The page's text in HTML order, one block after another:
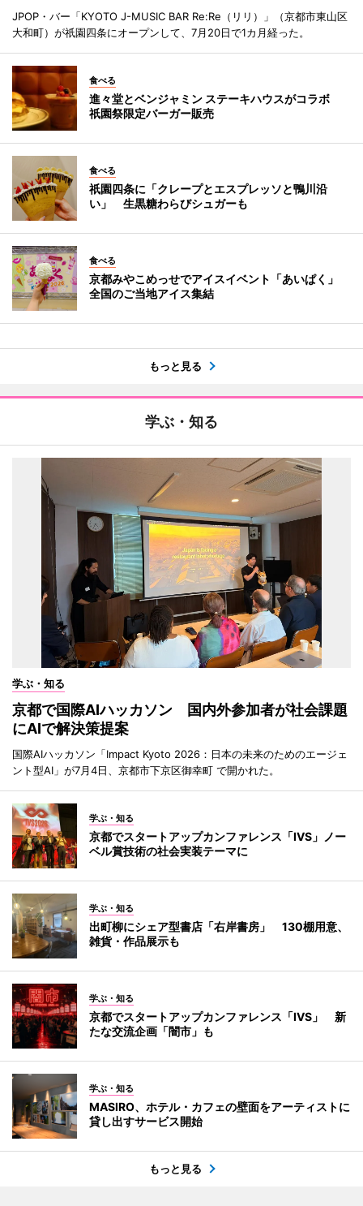
JPOP・バー「KYOTO J-MUSIC BAR Re:Re（リリ）」（京都市東山区
大和町）が祇園四条にオープンして、7月20日で1カ月経った。
食べる
進々堂とベンジャミン ステーキハウスがコラボ
祇園祭限定バーガー販売
食べる
祇園四条に「クレープとエスプレッソと鴨川沿
い」 生黒糖わらびシュガーも
食べる
京都みやこめっせでアイスイベント「あいぱく」
全国のご当地アイス集結
もっと見る
学ぶ・知る
学ぶ・知る
京都で国際AIハッカソン 国内外参加者が社会課題
にAIで解決策提案
国際AIハッカソン「Impact Kyoto 2026：日本の未来のためのエージェ
ント型AI」が7月4日、京都市下京区御幸町 で開かれた。
学ぶ・知る
京都でスタートアップカンファレンス「IVS」ノー
ベル賞技術の社会実装テーマに
学ぶ・知る
出町柳にシェア型書店「右岸書房」 130棚用意、
雑貨・作品展示も
学ぶ・知る
京都でスタートアップカンファレンス「IVS」 新
たな交流企画「闇市」も
学ぶ・知る
MASIRO、ホテル・カフェの壁面をアーティストに
貸し出すサービス開始
もっと見る